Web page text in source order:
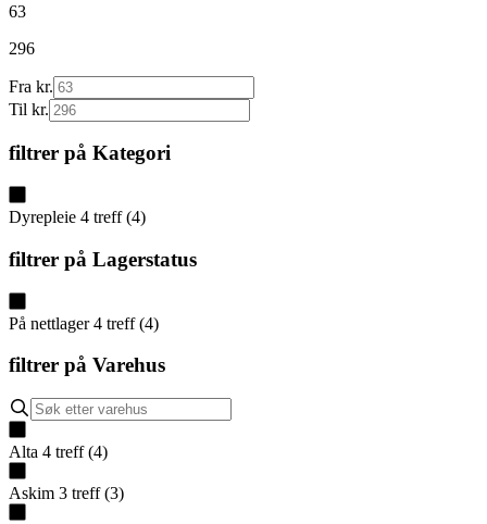
63
296
Fra kr.
Til kr.
filtrer på Kategori
Dyrepleie 4 treff (4)
filtrer på Lagerstatus
På nettlager 4 treff (4)
filtrer på Varehus
Alta 4 treff (4)
Askim 3 treff (3)